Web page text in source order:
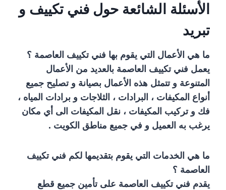
الأسئلة الشائعة حول فني تكييف و
تبريد
ما هي الأعمال التي يقوم بها فني تكييف العاصمة ؟
يعمل فني تكييف العاصمة بالعديد من الأعمال
المتنوعة و تتمثل هذه الأعمال بصيانة و تصليح جميع
أنواع المكيفات ، البرادات ، الثلاجات و برادات المياه ،
فك و تركيب المكيفات ، نقل المكيفات الى أي مكان
يرغب به العميل و في جميع مناطق الكويت .
ما هي الخدمات التي يقوم بتقديمها لكم فني تكييف
العاصمة ؟
يقدم فني تكييف العاصمة على تأمين جميع قطع